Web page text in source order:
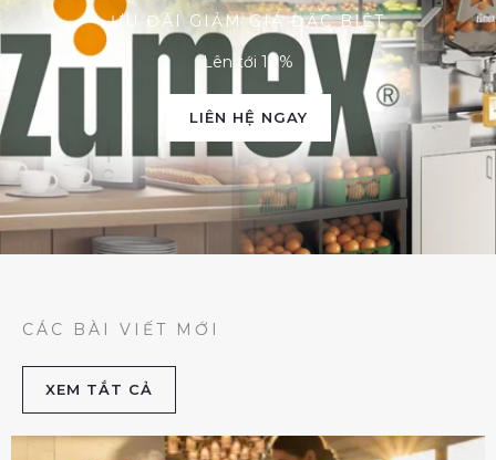
ƯU ĐÃI GIẢM GIÁ ĐẶC BIỆT
Lên tới 10%
LIÊN HỆ NGAY
CÁC BÀI VIẾT MỚI
XEM TẮT CẢ